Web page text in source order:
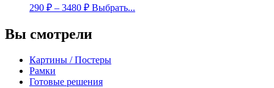
290 ₽ – 3480 ₽ Выбрать...
Вы смотрели
Картины / Постеры
Рамки
Готовые решения